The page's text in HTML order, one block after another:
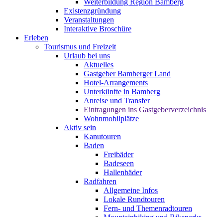
Weiterbildung Region Bamberg
Existenzgründung
Veranstaltungen
Interaktive Broschüre
Erleben
Tourismus und Freizeit
Urlaub bei uns
Aktuelles
Gastgeber Bamberger Land
Hotel-Arrangements
Unterkünfte in Bamberg
Anreise und Transfer
Eintragungen ins Gastgeberverzeichnis
Wohnmobilplätze
Aktiv sein
Kanutouren
Baden
Freibäder
Badeseen
Hallenbäder
Radfahren
Allgemeine Infos
Lokale Rundtouren
Fern- und Themenradtouren